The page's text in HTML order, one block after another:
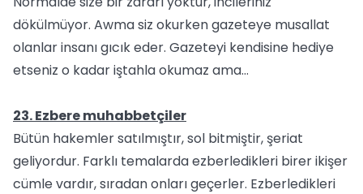
dökülmüyor. Awma siz okurken gazeteye musallat
olanlar insanı gıcık eder. Gazeteyi kendisine hediye
etseniz o kadar iştahla okumaz ama…
23. Ezbere muhabbetçiler
Bütün hakemler satılmıştır, sol bitmiştir, şeriat
geliyordur. Farklı temalarda ezberledikleri birer ikişer
cümle vardır, sıradan onları geçerler. Ezberledikleri